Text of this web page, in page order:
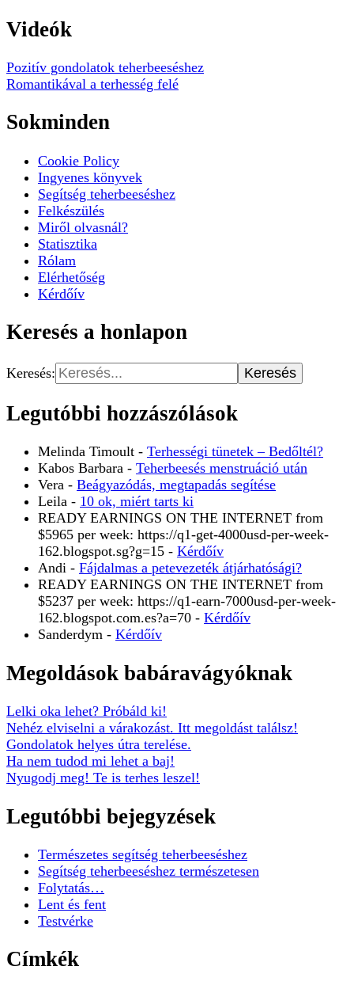
Videók
Pozitív gondolatok teherbeeséshez
Romantikával a terhesség felé
Sokminden
Cookie Policy
Ingyenes könyvek
Segítség teherbeeséshez
Felkészülés
Miről olvasnál?
Statisztika
Rólam
Elérhetőség
Kérdőív
Keresés a honlapon
Keresés:
Legutóbbi hozzászólások
Melinda Timoult - Terhességi tünetek – Bedőltél?
Kabos Barbara - Teherbeesés menstruáció után
Vera - Beágyazódás, megtapadás segítése
Leila - 10 ok, miért tarts ki
READY EARNINGS ON THE INTERNET from
$5965 per week: https://q1-get-4000usd-per-week-
162.blogspot.sg?g=15 - Kérdőív
Andi - Fájdalmas a petevezeték átjárhatósági?
READY EARNINGS ON THE INTERNET from
$5237 per week: https://q1-earn-7000usd-per-week-
162.blogspot.com.es?a=70 - Kérdőív
Sanderdym - Kérdőív
Megoldások babáravágyóknak
Lelki oka lehet? Próbáld ki!
Nehéz elviselni a várakozást. Itt megoldást találsz!
Gondolatok helyes útra terelése.
Ha nem tudod mi lehet a baj!
Nyugodj meg! Te is terhes leszel!
Legutóbbi bejegyzések
Természetes segítség teherbeeséshez
Segítség teherbeeséshez természetesen
Folytatás…
Lent és fent
Testvérke
Címkék